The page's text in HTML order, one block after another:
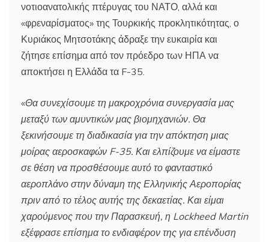
νοτιοανατολικής πτέρυγας του ΝΑΤΟ, αλλά και
«φρεναρίσματος» της Τουρκικής προκλητικότητας, ο
Κυριάκος Μητσοτάκης άδραξε την ευκαιρία και
ζήτησε επίσημα από τον πρόεδρο των ΗΠΑ να
αποκτήσει η Ελλάδα τα F-35.
«Θα συνεχίσουμε τη μακροχρόνια συνεργασία μας
μεταξύ των αμυντικών μας βιομηχανιών. Θα
ξεκινήσουμε τη διαδικασία για την απόκτηση μιας
μοίρας αεροσκαφών F-35. Και ελπίζουμε να είμαστε
σε θέση να προσθέσουμε αυτό το φανταστικό
αεροπλάνο στην δύναμη της Ελληνικής Αεροπορίας
πριν από το τέλος αυτής της δεκαετίας. Και είμαι
χαρούμενος που την Παρασκευή, η Lockheed Martin
εξέφρασε επίσημα το ενδιαφέρον της για επένδυση